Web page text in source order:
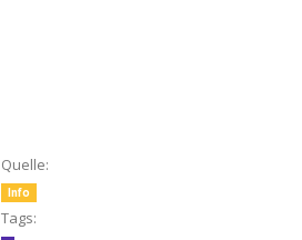
Quelle:
Info
Tags: